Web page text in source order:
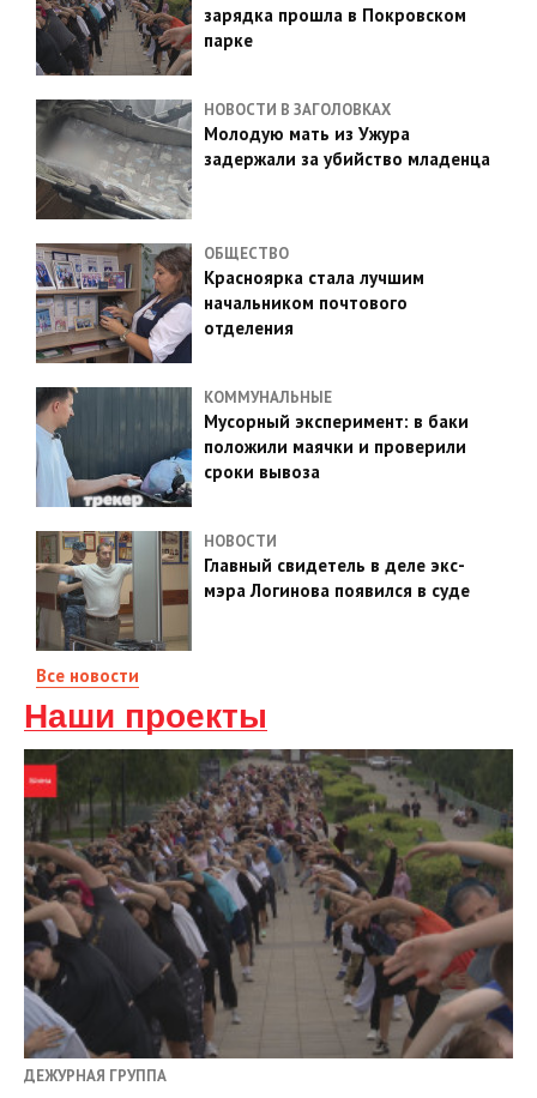
зарядка прошла в Покровском
парке
НОВОСТИ В ЗАГОЛОВКАХ
Молодую мать из Ужура
задержали за убийство младенца
ОБЩЕСТВО
Красноярка стала лучшим
начальником почтового
отделения
КОММУНАЛЬНЫЕ
Мусорный эксперимент: в баки
положили маячки и проверили
сроки вывоза
НОВОСТИ
Главный свидетель в деле экс-
мэра Логинова появился в суде
Все новости
Наши проекты
ДЕЖУРНАЯ ГРУППА